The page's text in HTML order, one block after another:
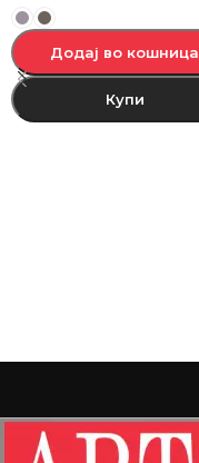
Додај во кошница
Купи